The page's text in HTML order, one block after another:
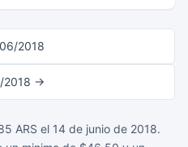
2018
2018 →
ARS el 14 de junio de 2018.